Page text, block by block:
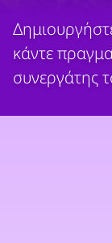
κάντε
συνεργάτης